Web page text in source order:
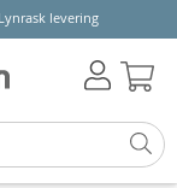
levering